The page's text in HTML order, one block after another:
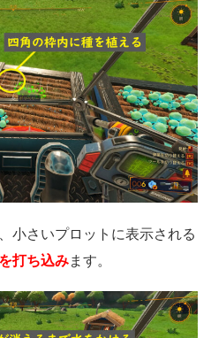
小さいプロットに表示される
打ち込みます。